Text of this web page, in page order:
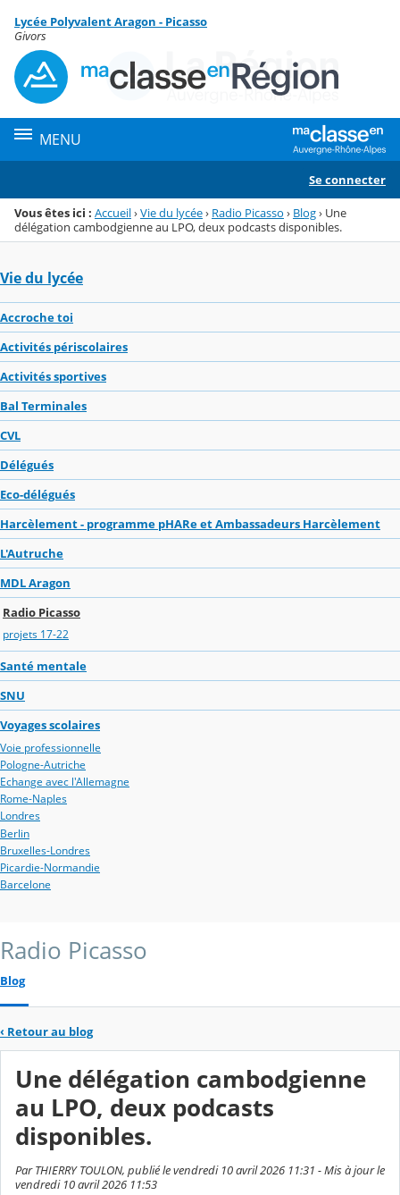
Menu de la rubrique
Contenu
Lycée Polyvalent Aragon - Picasso
Givors
MENU
Se connecter
Vous êtes ici : Accueil›Vie du lycée› Radio Picasso › Blog› Une
délégation cambodgienne au LPO, deux podcasts disponibles.
Vie du lycée
Accroche toi
Activités périscolaires
Activités sportives
Bal Terminales
CVL
Délégués
Eco-délégués
Harcèlement - programme pHARe et Ambassadeurs Harcèlement
L'Autruche
MDL Aragon
Radio Picasso
projets 17-22
Santé mentale
SNU
Voyages scolaires
Voie professionnelle
Pologne-Autriche
Echange avec l'Allemagne
Rome-Naples
Londres
Berlin
Bruxelles-Londres
Picardie-Normandie
Barcelone
Radio Picasso
Blog
‹ Retour au blog
Une délégation cambodgienne
au LPO, deux podcasts
disponibles.
Par THIERRY TOULON, publié le vendredi 10 avril 2026 11:31 - Mis à jour le
vendredi 10 avril 2026 11:53